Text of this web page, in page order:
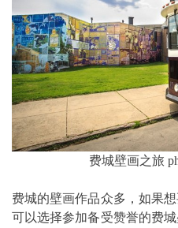
费城壁画之旅
费城的壁画作品众多，如果
可以选择参加备受赞誉的费